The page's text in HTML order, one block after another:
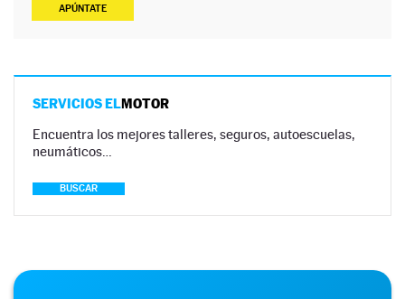
APÚNTATE
SERVICIOS ELMOTOR
Encuentra los mejores talleres, seguros, autoescuelas,
neumáticos…
BUSCAR